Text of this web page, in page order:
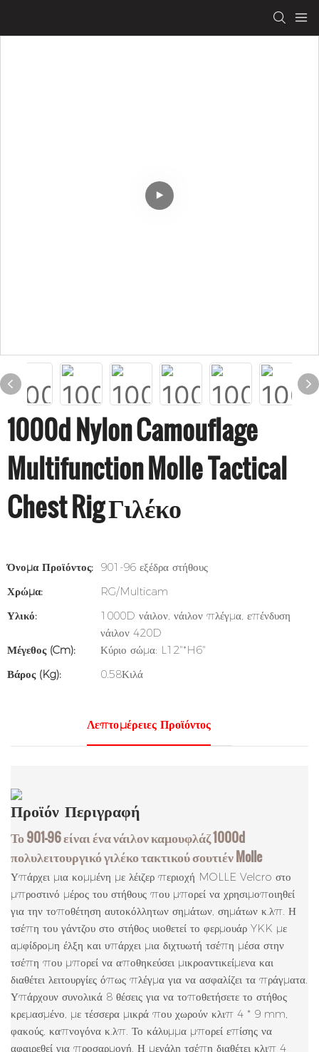
1000d Nylon Camouflage
Multifunction Molle Tactical
Chest Rig Γιλέκο
Όνομα Προϊόντος: 901-96 εξέδρα στήθους
Χρώμα:
RG/Multicam
Υλικό:
1000D νάιλον, νάιλον πλέγμα, επένδυση
νάιλον 420D
Μέγεθος (cm):
Κύριο σώμα: L12"*H6"
Βάρος (kg):
0.58Κιλά
Λεπτομέρειες Προϊόντος
Προϊόν Περιγραφή
Το 901-96 είναι ένα νάιλον καμουφλάζ 1000d
πολυλειτουργικό γιλέκο τακτικού σουτιέν Molle
Υπάρχει μια κομμένη με λέιζερ περιοχή MOLLE Velcro στο
μπροστινό μέρος του στήθους που μπορεί να χρησιμοποιηθεί
για την τοποθέτηση αυτοκόλλητων σημάτων, σημάτων κ.λπ. Η
τσέπη του γάντζου στο στήθος υιοθετεί το φερμουάρ YKK με
αμφίδρομη έλξη και υπάρχει μια διχτυωτή τσέπη μέσα στην
τσέπη που μπορεί να αποθηκεύσει μικροαντικείμενα και
διαθέτει λειτουργίες όπως πλέγμα για να ασφαλίζει τα πράγματα.
Υπάρχουν συνολικά 8 θέσεις για να τοποθετήσετε το στήθος
κρεμασμένο, με τέσσερα μικρά που χωρούν κλιπ 4 * 9 mm,
φακούς, καπνογόνα κ.λπ. Το κάλυμμα μπορεί επίσης να
αφαιρεθεί για προσαρμογή. Η μεγάλη τσέπη διαθέτει κλιπ 4